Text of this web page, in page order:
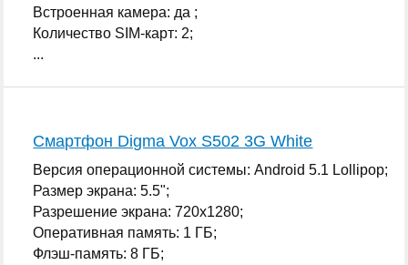
Встроенная камера: да ;
Количество SIM-карт: 2;
...
Смартфон Digma Vox S502 3G White
Версия операционной системы: Android 5.1 Lollipop;
Размер экрана: 5.5";
Разрешение экрана: 720x1280;
Оперативная память: 1 ГБ;
Флэш-память: 8 ГБ;